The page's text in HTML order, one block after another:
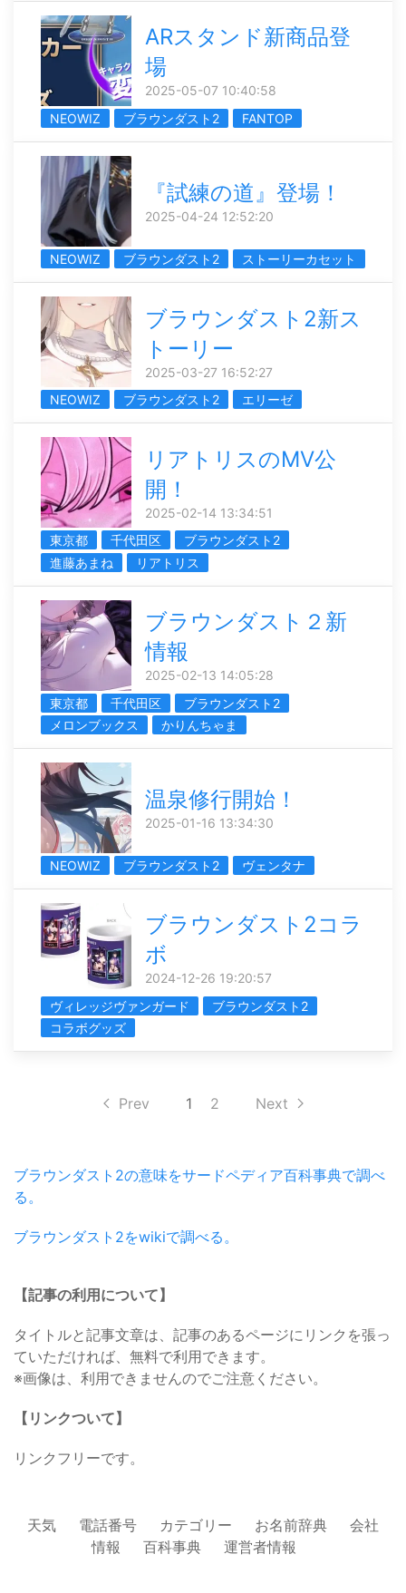
ARスタンド新商品登
場
2025-05-07 10:40:58
NEOWIZ
ブラウンダスト2 FANTOP
『試練の道』登場！
2025-04-24 12:52:20
NEOWIZ ブラウンダスト2 ストーリーカセット
ブラウンダスト2新ス
トーリー
2025-03-27 16:52:27
NEOWIZ
ブラウンダスト2 エリーゼ
リアトリスのMV公
開！
2025-02-14 13:34:51
東京都
千代田区
ブラウンダスト2
進藤あまね
リアトリス
ブラウンダスト２新
情報
2025-02-13 14:05:28
東京都
千代田区
ブラウンダスト2
メロンブックス
かりんちゃま
温泉修行開始！
2025-01-16 13:34:30
NEOWIZ ブラウンダスト2 ヴェンタナ
ブラウンダスト2コラ
ボ
2024-12-26 19:20:57
ヴィレッジヴァンガード
ブラウンダスト2
コラボグッズ
Prev 1 2 Next
ブラウンダスト2の意味をサードペディア百科事典で調べ
る。
ブラウンダスト2をwikiで調べる。
【記事の利用について】
タイトルと記事文章は、記事のあるページにリンクを張っ
ていただければ、無料で利用できます。
※画像は、利用できませんのでご注意ください。
【リンクついて】
リンクフリーです。
天気 電話番号 カテゴリー お名前辞典
会社
情報
百科事典 運営者情報